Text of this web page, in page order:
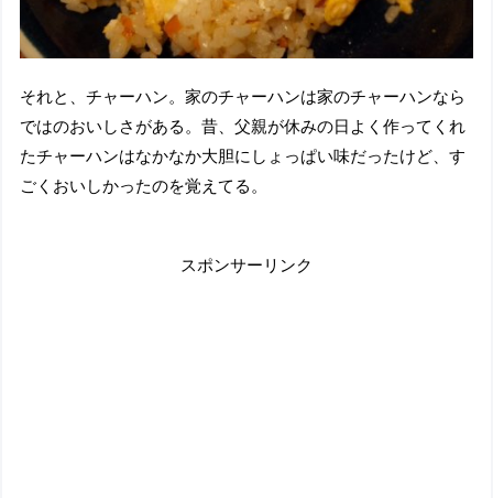
それと、チャーハン。家のチャーハンは家のチャーハンなら
ではのおいしさがある。昔、父親が休みの日よく作ってくれ
たチャーハンはなかなか大胆にしょっぱい味だったけど、す
ごくおいしかったのを覚えてる。
スポンサーリンク